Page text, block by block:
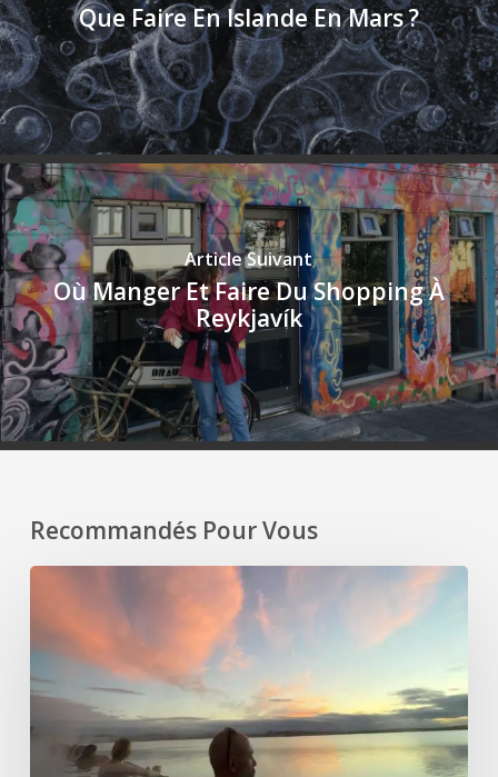
Que Faire En Islande En Mars ?
Article Suivant
Où Manger Et Faire Du Shopping À
Reykjavík
Recommandés Pour Vous
moment
détente
à
Reykjavík